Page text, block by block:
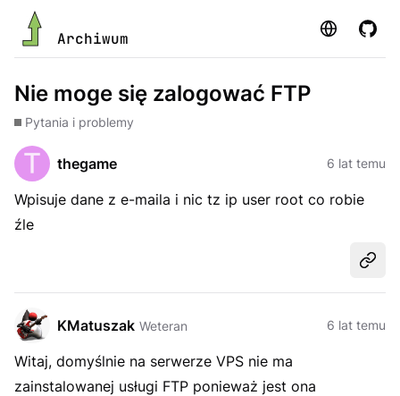
Archiwum Strona
Nie moge się zalogować FTP
Pytania i problemy
thegame 6 lat temu
Wpisuje dane z e-maila i nic tz ip user root co robie
źle
KMatuszak Weteran 6 lat temu
Witaj, domyślnie na serwerze VPS nie ma
zainstalowanej usługi FTP ponieważ jest ona